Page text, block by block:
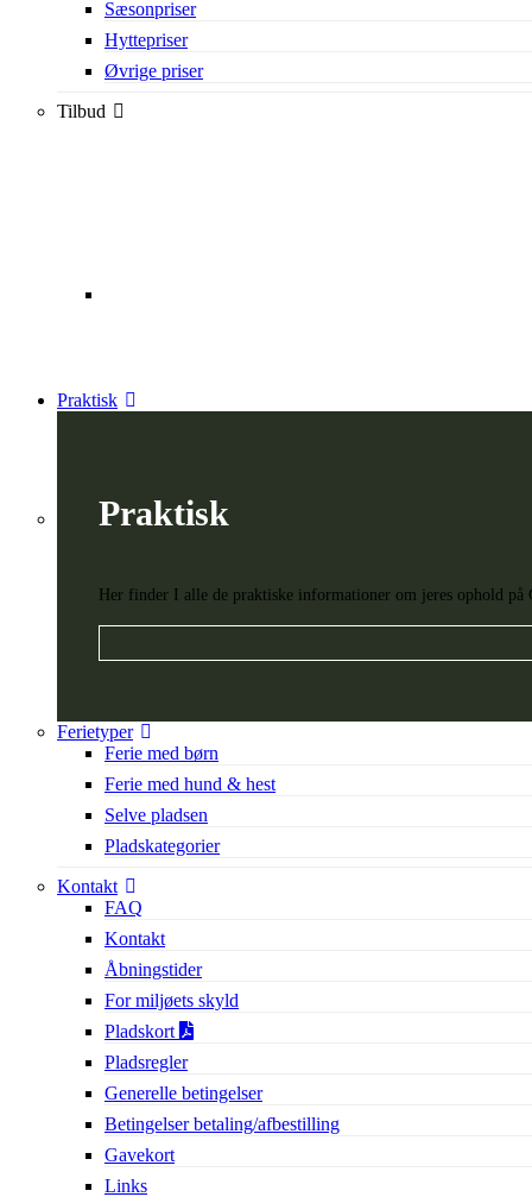
Sæsonpriser
Hyttepriser
Øvrige priser
Tilbud
Praktisk
Praktisk
Her finder I alle de praktiske informationer om jeres ophold på
Ferietyper
Ferie med børn
Ferie med hund & hest
Selve pladsen
Pladskategorier
Kontakt
FAQ
Kontakt
Åbningstider
For miljøets skyld
Pladskort
Pladsregler
Generelle betingelser
Betingelser betaling/afbestilling
Gavekort
Links